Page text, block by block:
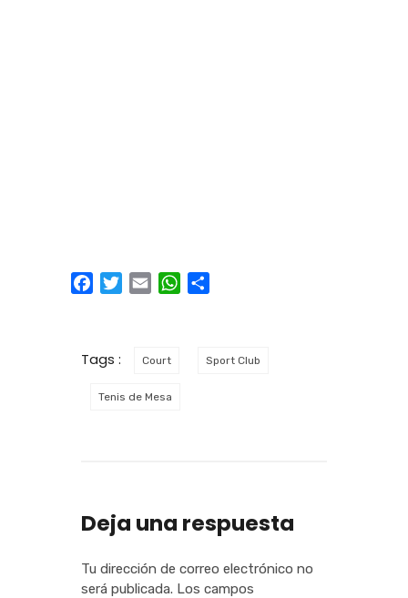
FacebookTwitter
Email WhatsApp
Tags : Court Sport Club
Tenis de Mesa
Deja una respuesta
Tu dirección de correo electrónico no
será publicada. Los campos